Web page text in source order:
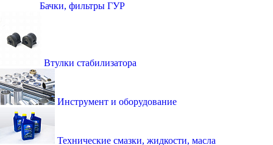
Бачки, фильтры ГУР
Втулки стабилизатора
Инструмент и оборудование
Технические смазки, жидкости, масла